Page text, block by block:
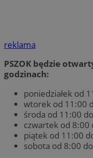
reklama
PSZOK będzie
godzinach:
poniedziałek od
wtorek od 11:00
środa od 11:00
czwartek od 8:00
piątek od 11:00
sobota od 8:00